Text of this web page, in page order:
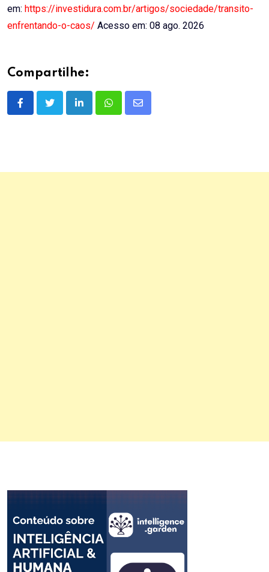
em: https://investidura.com.br/artigos/sociedade/transito-
enfrentando-o-caos/ Acesso em: 08 ago. 2026
Compartilhe:
LinkedInWhatsappShare